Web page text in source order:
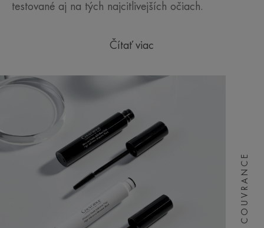
testované aj na tých najcitlivejších očiach.
Čítať viac
COUVRANCE